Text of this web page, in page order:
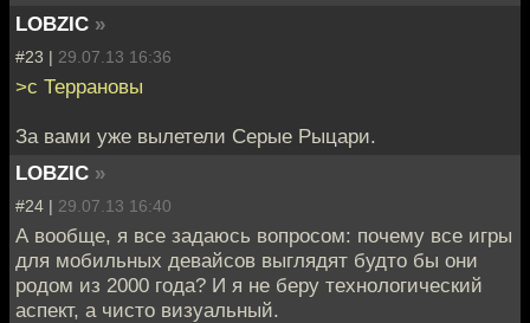
LOBZIC »
#23 | 29.07.13 16:36
>с Террановы
За вами уже вылетели Серые Рыцари.
LOBZIC »
#24 | 29.07.13 16:40
А вообще, я все задаюсь вопросом: почему все игры
для мобильных девайсов выглядят будто бы они
родом из 2000 года? И я не беру технологический
аспект, а чисто визуальный.